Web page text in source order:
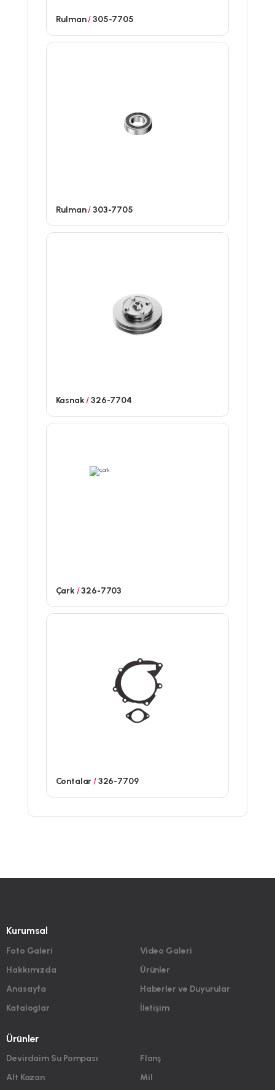
Rulman/305-7705
Rulman/303-7705
Kasnak/326-7704
Çark /326-7703
Contalar/326-7709
Kurumsal
Foto Galeri
Hakkımızda
Anasayfa
Kataloglar
Video Galeri
Ürünler
Haberler ve Duyurular
İletişim
Ürünler
Devirdaim Su Pompası
Alt Kazan
Flanş
Mil